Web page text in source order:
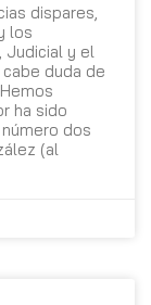
dispares,
los
Judicial y el
duda de
ha sido
dos
(al